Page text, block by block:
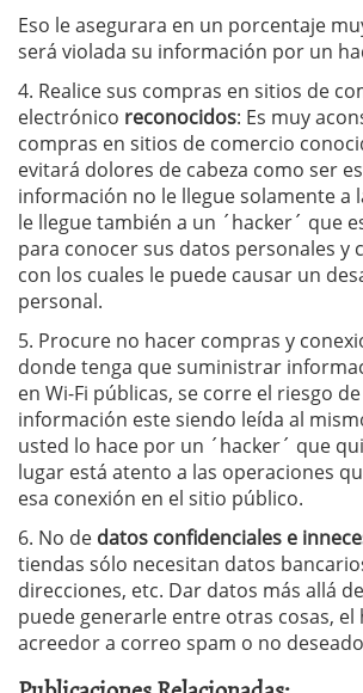
Eso le asegurara en un porcentaje
será violada su información por un
4. Realice sus compras en sitios de
electrónico reconocidos: Es muy
compras en sitios de comercio
evitará dolores de cabeza como ser
información no le llegue solamente a
le llegue también a un ´hacker´ que
para conocer sus datos personales y
con los cuales le puede causar un
personal.
5. Procure no hacer compras y
donde tenga que suministrar
en Wi-Fi públicas, se corre el riesgo
información este siendo leída al
usted lo hace por un ´hacker´ que
lugar está atento a las operaciones
esa conexión en el sitio público.
6. No de datos confidenciales e
tiendas sólo necesitan datos
direcciones, etc. Dar datos más allá
puede generarle entre otras cosas, el
acreedor a correo spam o no